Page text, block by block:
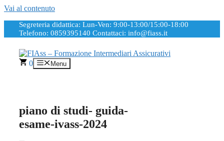
Vai al contenuto
Segreteria didattica: Lun-Ven: 9:00-13:00/15:00-18:00
Telefono: 0859395140 Contattaci: info@fiass.it
0 Menu
piano di studi- guida-
esame-ivass-2024